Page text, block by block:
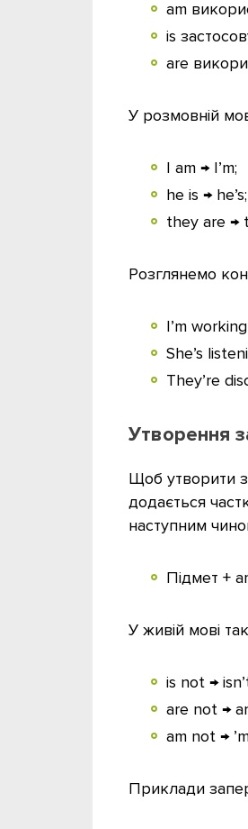
am
is
are
У розмовній
I am → I’m;
he is → he’s;
they are →
Розглянемо
I’m
She’s
They’re
Утворення
Щоб утворити
додається
наступним
Підмет +
У живій мові
is not →
are not →
am not →
Приклади